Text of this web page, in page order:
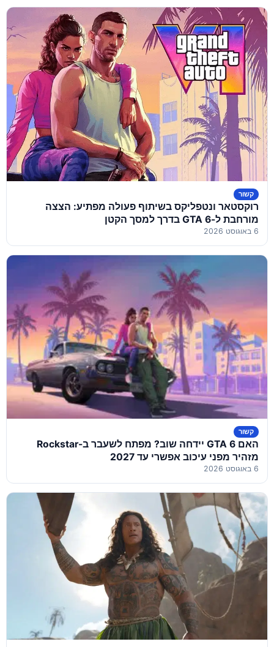
קשור
רוקסטאר ונטפליקס בשיתוף פעולה מפתיע: הצצה
מורחבת ל-GTA 6 בדרך למסך הקטן
6 באוגוסט 2026
קשור
האם GTA 6 יידחה שוב? מפתח לשעבר ב-Rockstar
מזהיר מפני עיכוב אפשרי עד 2027
6 באוגוסט 2026